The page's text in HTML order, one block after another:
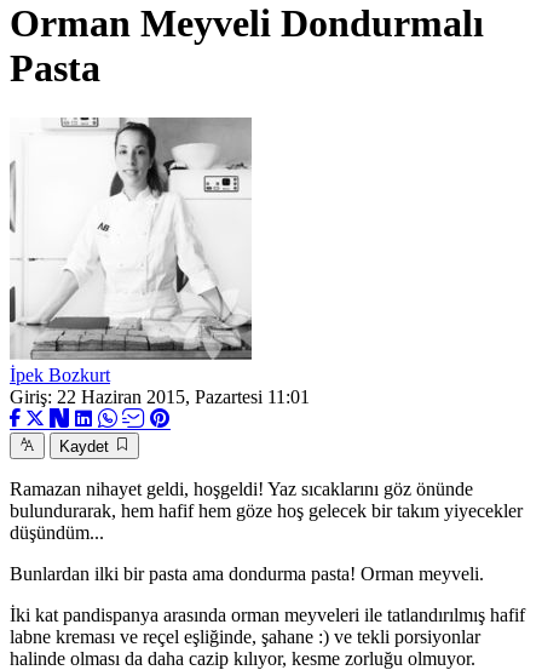
Orman Meyveli Dondurmalı
Pasta
İpek Bozkurt
Giriş: 22 Haziran 2015, Pazartesi 11:01
Kaydet
Ramazan nihayet geldi, hoşgeldi! Yaz sıcaklarını göz önünde
bulundurarak, hem hafif hem göze hoş gelecek bir takım yiyecekler
düşündüm...
Bunlardan ilki bir pasta ama dondurma pasta! Orman meyveli.
İki kat pandispanya arasında orman meyveleri ile tatlandırılmış hafif
labne kreması ve reçel eşliğinde, şahane :) ve tekli porsiyonlar
halinde olması da daha cazip kılıyor, kesme zorluğu olmuyor.